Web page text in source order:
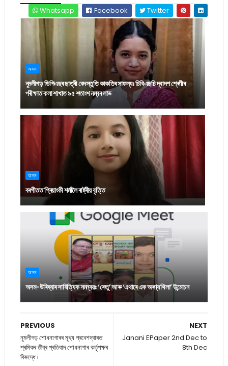
Whatsapp
Facebook Twitter
অসম
নুমলীগড় ডিপিএছৰ ছাত্ৰী বেদস্তুতি কাকতিৰ সাফল্যঃ চিবিএছচি দ্বাদশ শ্ৰেণীৰ
পৰীক্ষাত কলা শাখাত ৯৫ শতাংশ নম্বৰ লাভ
অসম
বৰগীতত প্ৰিয়াংকী শৰ্মালৈ ৰাষ্ট্ৰীয় বৃত্তি
অসম
অসম-উৰিষ্যাৰ সাহিত্যিক সমন্বয়ঃ ‘সেতু’ আৰু ‘এথাৰে এক অৰণ্য থিলা’ উন্মোচন
NEXT
Janani EPaper 2nd Dec to
8th Dec
PREVIOUS
নুমলীগড় শোধনাগাৰৰ মূখ্য প্ৰবেশদ্বাৰত
শ্ৰমিকৰ তীব্ৰ প্ৰতিবাদ শোধনাগাৰ কৰ্তৃপক্ষৰ
বিৰুদ্ধে ৷